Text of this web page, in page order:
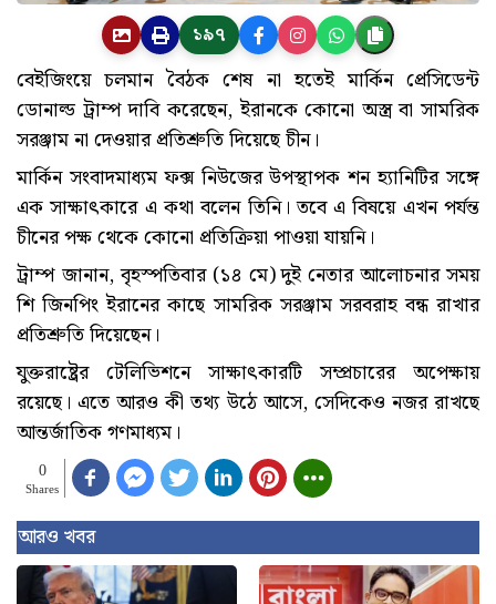
১৯৭
বেইজিংয়ে চলমান বৈঠক শেষ না হতেই মার্কিন প্রেসিডেন্ট
ডোনাল্ড ট্রাম্প দাবি করেছেন, ইরানকে কোনো অস্ত্র বা সামরিক
সরঞ্জাম না দেওয়ার প্রতিশ্রুতি দিয়েছে চীন।
মার্কিন সংবাদমাধ্যম ফক্স নিউজের উপস্থাপক শন হ্যানিটির সঙ্গে
এক সাক্ষাৎকারে এ কথা বলেন তিনি। তবে এ বিষয়ে এখন পর্যন্ত
চীনের পক্ষ থেকে কোনো প্রতিক্রিয়া পাওয়া যায়নি।
ট্রাম্প জানান, বৃহস্পতিবার (১৪ মে) দুই নেতার আলোচনার সময়
শি জিনপিং ইরানের কাছে সামরিক সরঞ্জাম সরবরাহ বন্ধ রাখার
প্রতিশ্রুতি দিয়েছেন।
যুক্তরাষ্ট্রের টেলিভিশনে সাক্ষাৎকারটি সম্প্রচারের অপেক্ষায়
রয়েছে। এতে আরও কী তথ্য উঠে আসে, সেদিকেও নজর রাখছে
আন্তর্জাতিক গণমাধ্যম।
0
Shares
আরও খবর